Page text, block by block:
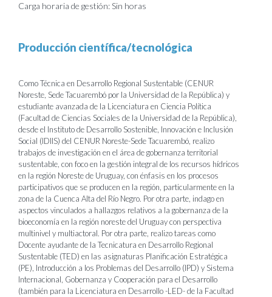
Carga horaria de gestión: Sin horas
Producción científica/tecnológica
Como Técnica en Desarrollo Regional Sustentable (CENUR
Noreste, Sede Tacuarembó por la Universidad de la República) y
estudiante avanzada de la Licenciatura en Ciencia Política
(Facultad de Ciencias Sociales de la Universidad de la República),
desde el Instituto de Desarrollo Sostenible, Innovación e Inclusión
Social (IDIIS) del CENUR Noreste-Sede Tacuarembó, realizo
trabajos de investigación en el área de gobernanza territorial
sustentable, con foco en la gestión integral de los recursos hídricos
en la región Noreste de Uruguay, con énfasis en los procesos
participativos que se producen en la región, particularmente en la
zona de la Cuenca Alta del Río Negro. Por otra parte, indago en
aspectos vinculados a hallazgos relativos a la gobernanza de la
bioeconomía en la región noreste del Uruguay con perspectiva
multinivel y multiactoral. Por otra parte, realizo tareas como
Docente ayudante de la Tecnicatura en Desarrollo Regional
Sustentable (TED) en las asignaturas Planificación Estratégica
(PE), Introducción a los Problemas del Desarrollo (IPD) y Sistema
Internacional, Gobernanza y Cooperación para el Desarrollo
(también para la Licenciatura en Desarrollo -LED- de la Facultad